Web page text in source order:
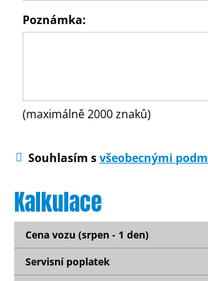
Poznámka:
(maximálně 2000 znaků)
Souhlasím svšeobecnými
Kalkulace
Cena vozu (srpen - 1 den)
Servisní poplatek